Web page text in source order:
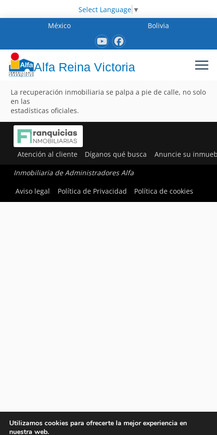
Select Language ▼
México
Bolivia
Alfa Reina Victoria
La recuperación inmobiliaria se palpa a pie de calle, no solo
en las
estadísticas oficiales.
Atención al cliente Díganos qué busca Anuncie su
Inmobiliaria de Administradores Alfa
Aviso legal
Política de Privacidad Política de cookies
Utilizamos cookies para ofrecerte la mejor experiencia en
nuestra web.